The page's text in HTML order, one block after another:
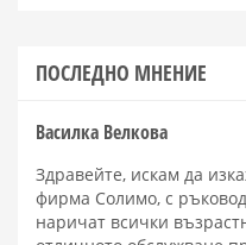
ПОСЛЕДНО МНЕНИЕ
Василка Велкова
Здравейте, искам да
фирма Солимо, с
наричат всички